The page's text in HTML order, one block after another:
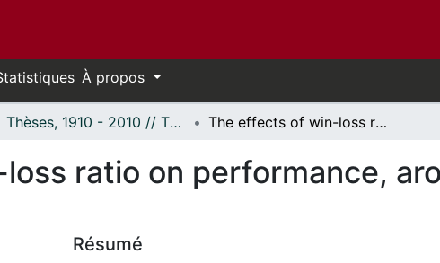
À propos
Thèses, 1910 - 2010 // Theses, 1910 - 2010 The effects of win-loss ratio on performance, arousal and satisfaction
ratio on performance,
Résumé